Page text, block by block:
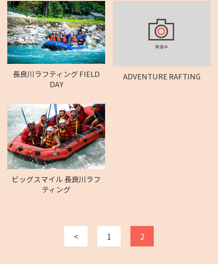
長良川ラフティング FIELD
DAY
ADVENTURE RAFTING
ビッグスマイル 長良川ラフ
ティング
< 1 2